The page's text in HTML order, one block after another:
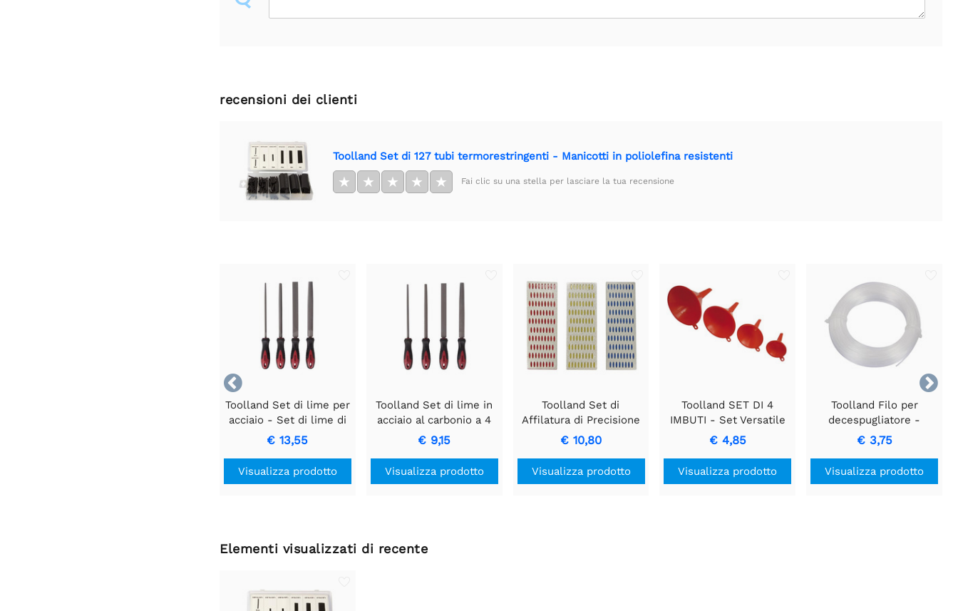
recensioni dei clienti
Toolland Set di 127 tubi termorestringenti - Manicotti in poliolefina resistenti
★ ★ ★ ★ ★ Fai clic su una stella per lasciare la tua recensione


Toolland Set di lime per
acciaio - Set di lime di
precisione per
lavorazione dei metalli
€ 13,55
Visualizza prodotto
Toolland Set di lime in
acciaio al carbonio a 4
pezzi per legno - 20 cm
€ 9,15
Visualizza prodotto
Toolland Set di
Affilatura di Precisione
WETSTEEN DIAMANT
€ 10,80
Visualizza prodotto
Toolland SET DI 4
IMBUTI - Set Versatile
per Trasferimenti Senza
Sforzo
€ 4,85
Visualizza prodotto
Toolland Filo per
decespugliatore -
Durevole filo per cura
del prato, 25m
€ 3,75
Visualizza prodotto
Elementi visualizzati di recente